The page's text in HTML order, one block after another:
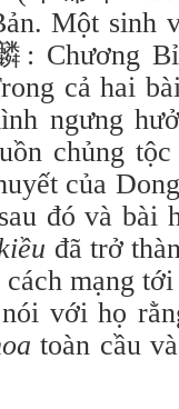
Một sinh
: Chương
cả hai
ngưng
chủng
của
đó và bài
đã trở
mạng
với họ
toàn cầu